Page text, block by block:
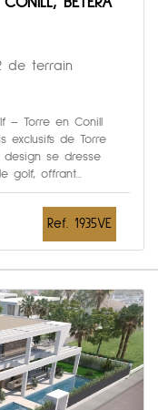
de terrain
– Torre en Conill
exclusifs de Torre
design se dresse
golf, offrant...
Ref. 1935VE